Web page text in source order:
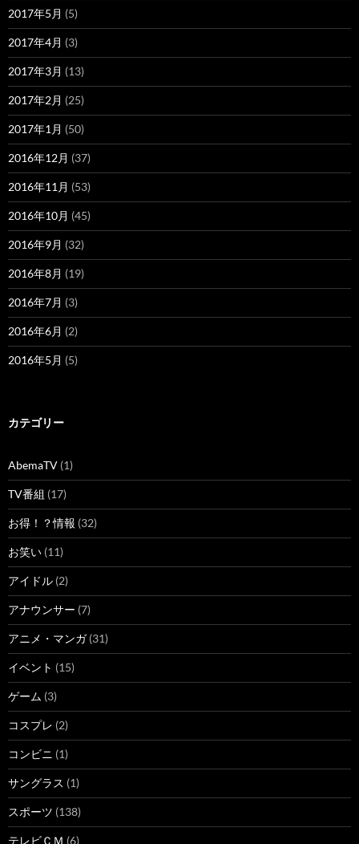
2017年5月 (5)
2017年4月 (3)
2017年3月 (13)
2017年2月 (25)
2017年1月 (50)
2016年12月 (37)
2016年11月 (53)
2016年10月 (45)
2016年9月 (32)
2016年8月 (19)
2016年7月 (3)
2016年6月 (2)
2016年5月 (5)
カテゴリー
AbemaTV (1)
TV番組 (17)
お得！？情報 (32)
お笑い (11)
アイドル (2)
アナウンサー (7)
アニメ・マンガ(31)
イベント (15)
ゲーム (3)
コスプレ (2)
コンビニ (1)
サングラス (1)
スポーツ (138)
テレビＣＭ (6)